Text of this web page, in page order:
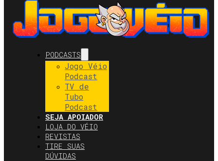
PODCASTS
Jogo Véio
Podcast
TV de
Tubo
Podcast
SEJA APOIADOR
LOJA DO VÉIO
REVISTAS
TIRE SUAS
DÚVIDAS